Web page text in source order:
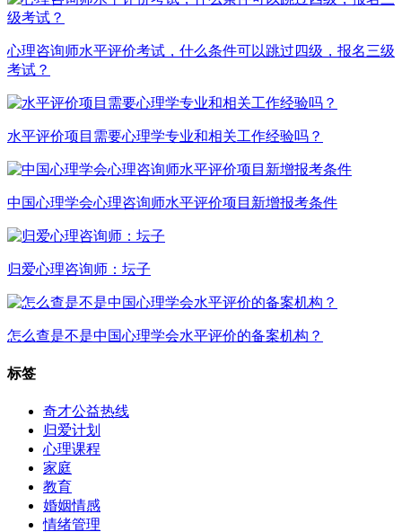
心理咨询师水平评价考试，什么条件可以跳过四级，报名三级
考试？
水平评价项目需要心理学专业和相关工作经验吗？
中国心理学会心理咨询师水平评价项目新增报考条件
归爱心理咨询师：坛子
怎么查是不是中国心理学会水平评价的备案机构？
标签
奇才公益热线
归爱计划
心理课程
家庭
教育
婚姻情感
情绪管理